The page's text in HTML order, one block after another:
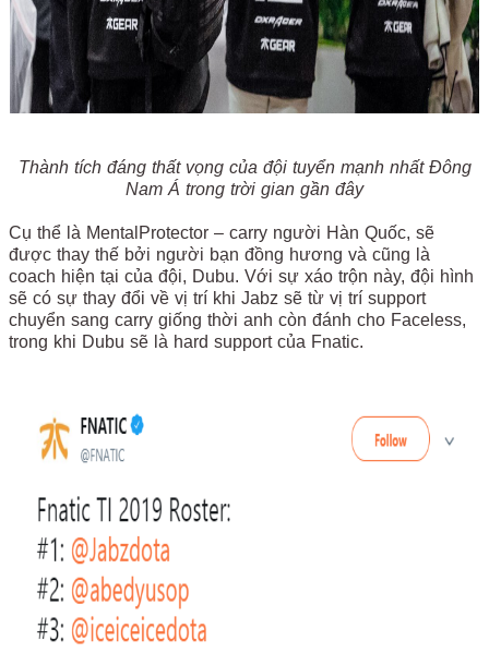
Thành tích đáng thất vọng của đội tuyển mạnh nhất Đông
Nam Á trong trời gian gần đây
Cụ thể là MentalProtector – carry người Hàn Quốc, sẽ
được thay thế bởi người bạn đồng hương và cũng là
coach hiện tại của đội, Dubu. Với sự xáo trộn này, đội hình
sẽ có sự thay đổi về vị trí khi Jabz sẽ từ vị trí support
chuyển sang carry giống thời anh còn đánh cho Faceless,
trong khi Dubu sẽ là hard support của Fnatic.